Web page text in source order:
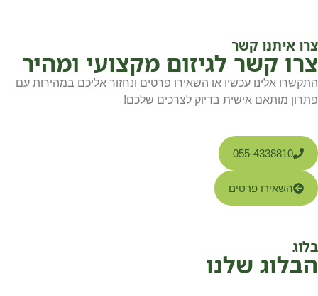
צרו איתנו קשר
צרו קשר לגיזום מקצועי ומהיר
התקשרו אלינו עכשיו או השאירו פרטים ונחזור אליכם במהירות עם
פתרון מותאם אישית בדיוק לצרכים שלכם!
055-4338810
השאירו פרטים
בלוג
הבלוג שלנו